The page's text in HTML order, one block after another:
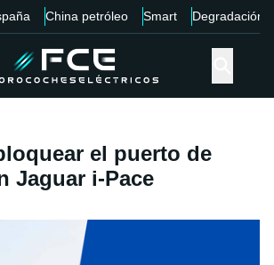
China petróleo Smart Degradación
el puerto de
Jaguar i-Pace